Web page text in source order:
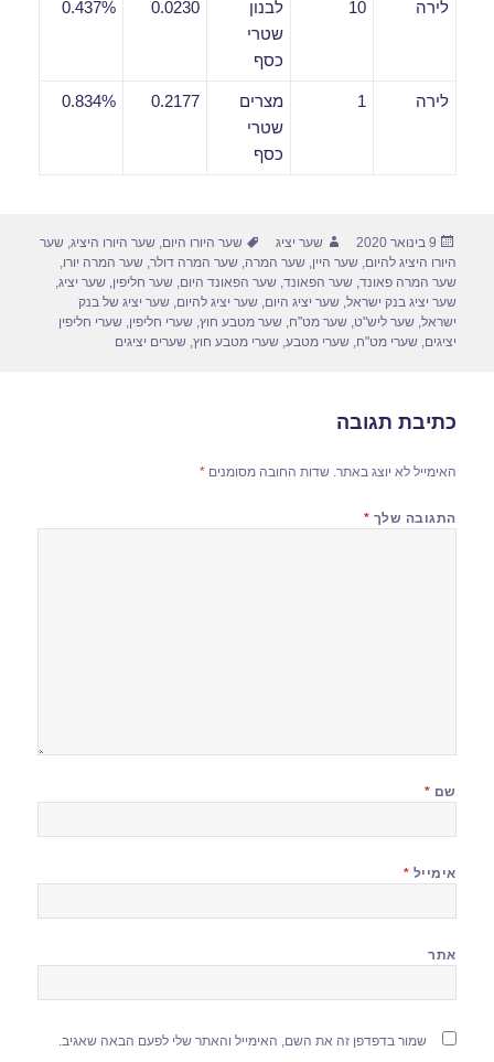
לירה 10
לבנון
שטרי
כסף
0.0230
0.437%
לירה 1
מצרים
שטרי
כסף
0.2177
0.834%
פורסם
בתאריך
9 בינואר 2020 מחבר
שער יציג תגיות
שער היורו היום,שער היורו היציג,שער
היורו היציג להיום,שער היין,שער המרה,שער המרה דולר,שער המרה יורו,
שער המרה פאונד,שער הפאונד,שער הפאונד היום,שער חליפין,שער יציג,
שער יציג בנק ישראל,שער יציג היום,שער יציג להיום,שער יציג של בנק
ישראל,שער ליש"ט,שער מט"ח,שער מטבע חוץ,שערי חליפין,שערי חליפין
יציגים,שערי מט"ח,שערי מטבע,שערי מטבע חוץ,שערים יציגים
כתיבת תגובה
האימייל לא יוצג באתר. שדות החובה מסומנים*
התגובה שלך *
שם *
אימייל *
אתר
שמור בדפדפן זה את השם, האימייל והאתר שלי לפעם הבאה שאגיב.